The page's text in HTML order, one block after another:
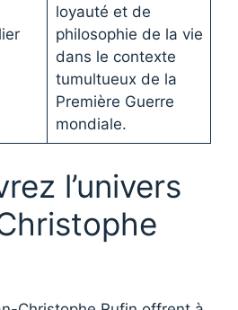
loyauté et de
philosophie de la vie
dans le contexte
tumultueux de la
Première Guerre
mondiale.
l’univers